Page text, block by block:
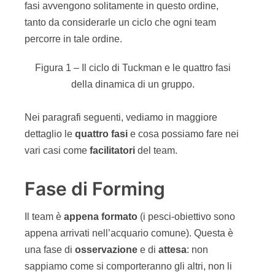
fasi avvengono solitamente in questo ordine,
tanto da considerarle un ciclo che ogni team
percorre in tale ordine.
Figura 1 – Il ciclo di Tuckman e le quattro fasi
della dinamica di un gruppo.
Nei paragrafi seguenti, vediamo in maggiore
dettaglio le quattro fasi e cosa possiamo fare nei
vari casi come facilitatori del team.
Fase di Forming
Il team è appena formato (i pesci-obiettivo sono
appena arrivati nell’acquario comune). Questa è
una fase di osservazione e di attesa: non
sappiamo come si comporteranno gli altri, non li